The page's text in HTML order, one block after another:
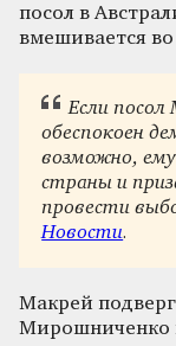
посол в
вмешивается
Если
обеспокоен
возможно,
страны и
провести
Новости.
Макрей
Мирошниченко